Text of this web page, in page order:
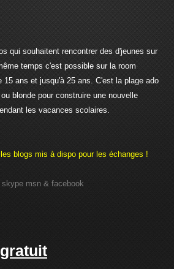
qui souhaitent rencontrer des d'jeunes sur
temps c'est possible sur la room
ans et jusqu'à 25 ans. C'est la plage ado
blonde pour construire une nouvelle
les vacances scolaires.
blogs mis à dispo pour les échanges !